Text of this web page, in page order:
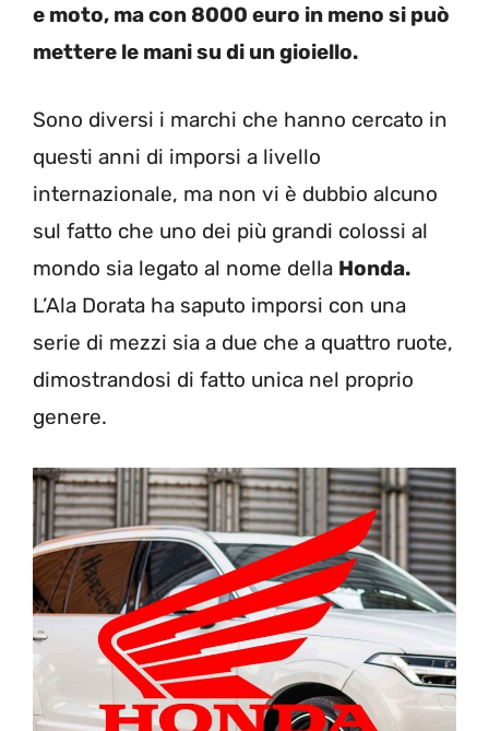
e moto, ma con 8000 euro in meno si può
mettere le mani su di un gioiello.
Sono diversi i marchi che hanno cercato in
questi anni di imporsi a livello
internazionale, ma non vi è dubbio alcuno
sul fatto che uno dei più grandi colossi al
mondo sia legato al nome della Honda.
L’Ala Dorata ha saputo imporsi con una
serie di mezzi sia a due che a quattro ruote,
dimostrandosi di fatto unica nel proprio
genere.